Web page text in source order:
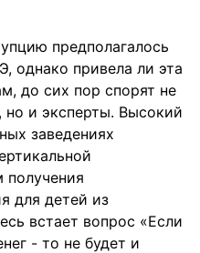
предполагалось
однако привела ли эта
до сих пор спорят не
и эксперты. Высокий
заведениях
получения
для детей из
встает вопрос «Если
- то не будет и